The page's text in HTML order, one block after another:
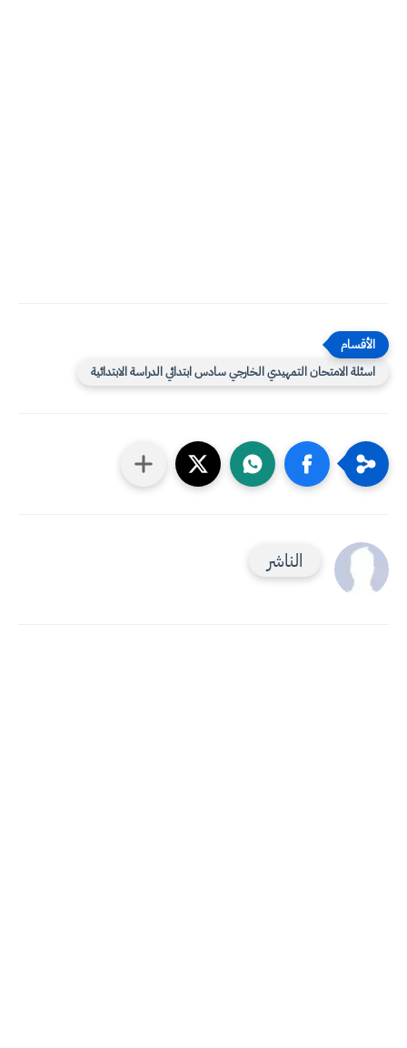
اسئلة الامتحان التمهيدي الخارجي سادس ابتدائي الدراسة الابتدائية
الناشر